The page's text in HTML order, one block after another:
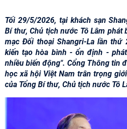
Tối 29/5/2026, tại khách sạn
Bí thư, Chủ tịch nước Tô Lâm phát
mạc Đối thoại Shangri-La lần thứ
kiến tạo hòa bình - ổn định -
nhiều biến động". Cổng Thông tin
học xã hội Việt Nam trân trọng
của Tổng Bí thư, Chủ tịch nước Tô